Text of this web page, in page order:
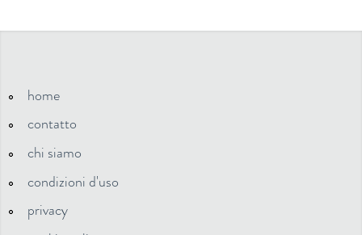
home
contatto
chi siamo
condizioni d'uso
privacy